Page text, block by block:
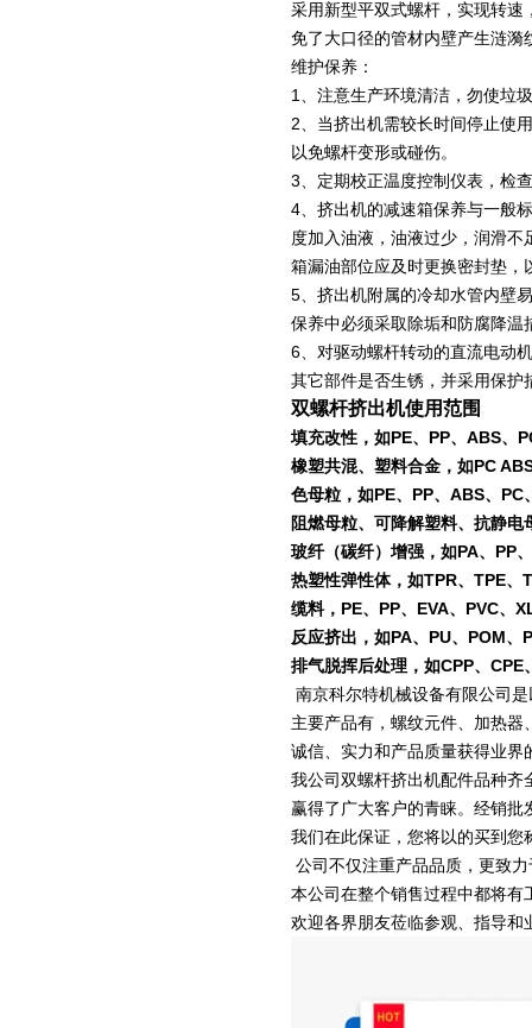
采用新型平双式螺杆，实现转
免了大口径的管材内壁产生涟漪
维护保养：
1
、注意生产环境清洁，勿使垃
2 、当挤出机需较长时间停止
以免螺杆变形或碰伤。
3 、定期校正温度控制仪表，检
4 、挤出机的减速箱保养与一
度加入油液，油液过少，润滑
箱漏油部位应及时更换密封垫，
5 、挤出机附属的冷却水管内
保养中必须采取除垢和防腐降温
6 、对驱动螺杆转动的直流电
其它部件是否生锈，并采用保护
双螺杆挤出机使用范围
填充改性，如PE、PP、ABS、
橡塑共混、塑料合金，如PC
色母粒，如PE、PP、ABS、PC
阻燃母粒、可降解塑料、抗静电
玻纤（碳纤）增强，如PA、PP
热塑性弹性体，如TPR、TPE、
缆料，PE、PP、EVA、PVC、
反应挤出，如PA、PU、POM、
排气脱挥后处理，如CPP、
南京科尔特机械设备有限公司
主要产品有，螺纹元件、加热
诚信、实力和产品质量获得业界
我公司双螺杆挤出机配件品种
赢得了广大客户的青睐。经销
我们在此保证，您将以的买到您
公司不仅注重产品品质，更致
本公司在整个销售过程中都将
欢迎各界朋友莅临参观、指导和